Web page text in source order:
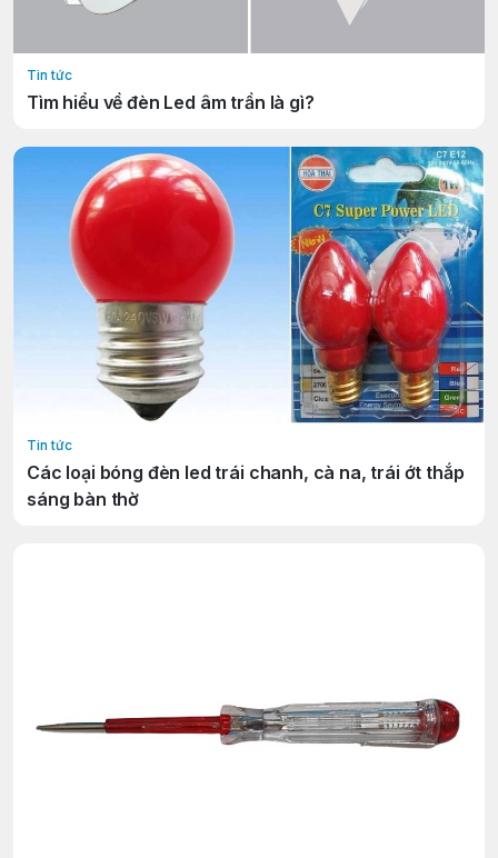
Tin tức
Tìm hiểu về đèn Led âm trần là gì?
Tin tức
Các loại bóng đèn led trái chanh, cà na, trái ớt thắp
sáng bàn thờ